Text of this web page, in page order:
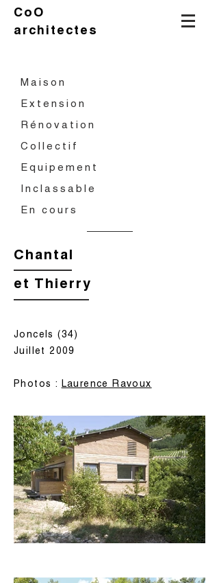
CoO
architectes
Maison
Extension
Rénovation
Collectif
Equipement
Inclassable
En cours
Chantal
et Thierry
Joncels (34)
Juillet 2009
Photos : Laurence Ravoux